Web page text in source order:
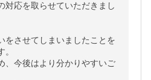
対応を取らせていただきまし
をさせてしまいましたことを
、今後はより分かりやすいご